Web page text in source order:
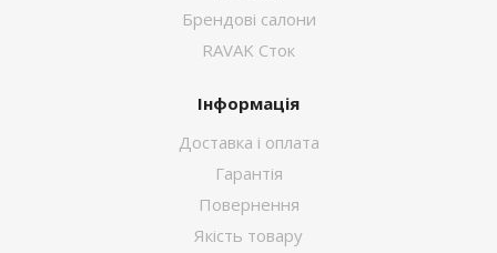
Брендові салони
RAVAK Сток
Інформація
Доставка і оплата
Гарантія
Повернення
Якість товару